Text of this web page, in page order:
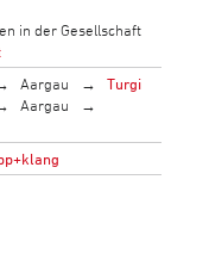
in der Gesellschaft
Aargau
Turgi
Aargau